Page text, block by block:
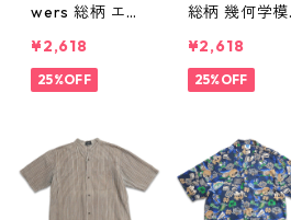
wers 総柄 エス
ーニ レーヨン
半袖シャツ ボ
0360n w6080
¥2,618
25%OFF
総柄 幾何学模
袖シャツ ボッ
クスシャツ 表
¥2,618
25%OFF